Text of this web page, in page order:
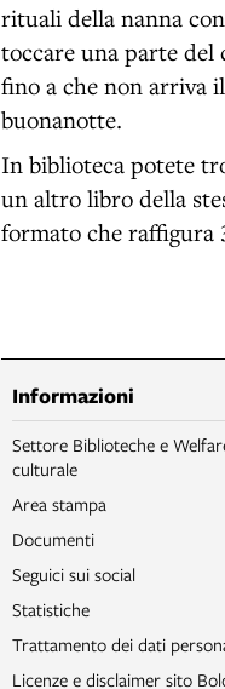
rituali della nanna
toccare una parte del
fino a che non arriva
buonanotte.
In biblioteca potete
un altro libro della
formato che raffigura
Informazioni
Settore Biblioteche e
culturale
Area stampa
Documenti
Seguici sui social
Statistiche
Trattamento dei dati
Licenze e disclaimer sito